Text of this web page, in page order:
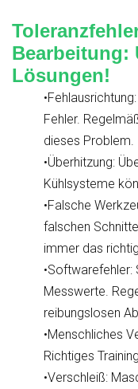
Bearbeitung:
Lösungen!
Fehler.
dieses Problem.
•Überhitzung:
Kühlsysteme
•Falsche
falschen
immer das
Messwerte.
reibungslosen
•Menschliches
Richtiges
•Verschleiß: